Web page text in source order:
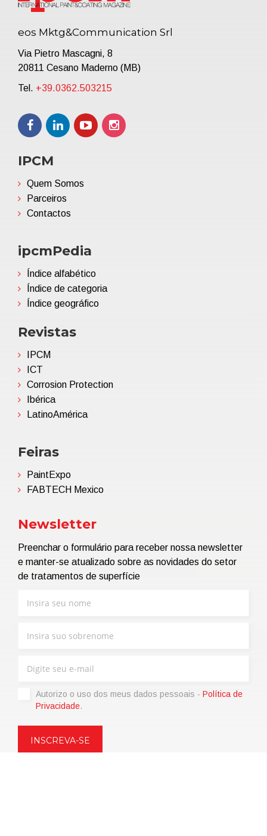
eos Mktg&Communication Srl
Via Pietro Mascagni, 8
20811 Cesano Maderno (MB)
Tel. +39.0362.503215
IPCM
Quem Somos
Parceiros
Contactos
ipcmPedia
Índice alfabético
Índice de categoria
Índice geográfico
Revistas
IPCM
ICT
Corrosion Protection
Ibérica
LatinoAmérica
Feiras
PaintExpo
FABTECH Mexico
Newsletter
Preenchar o formulário para receber nossa newsletter
e manter-se atualizado sobre as novidades do setor
de tratamentos de superfície
Autorizo ​​o uso dos meus dados pessoais - Política de
Privacidade.